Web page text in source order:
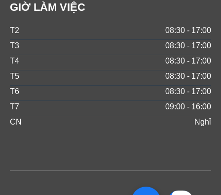
GIỜ LÀM VIỆC
T2
08:30 - 17:00
T3
08:30 - 17:00
T4
08:30 - 17:00
T5
08:30 - 17:00
T6
08:30 - 17:00
T7
09:00 - 16:00
CN
Nghỉ